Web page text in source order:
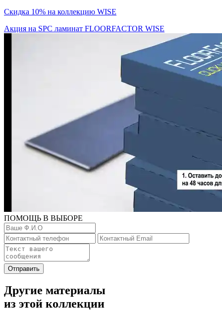
Скидка 10% на коллекцию WISE
Акция на SPC ламинат FLOORFACTOR WISE
ПОМОЩЬ В ВЫБОРЕ
Отправить
Другие материалы
из этой коллекции